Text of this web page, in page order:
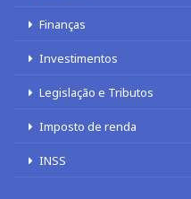
Finanças
Investimentos
Legislação e Tributos
Imposto de renda
INSS